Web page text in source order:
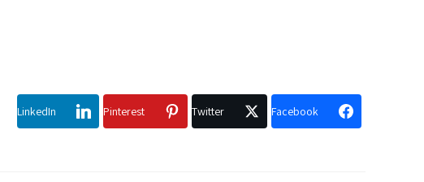
Facebook
Twitter
Pinterest
LinkedIn